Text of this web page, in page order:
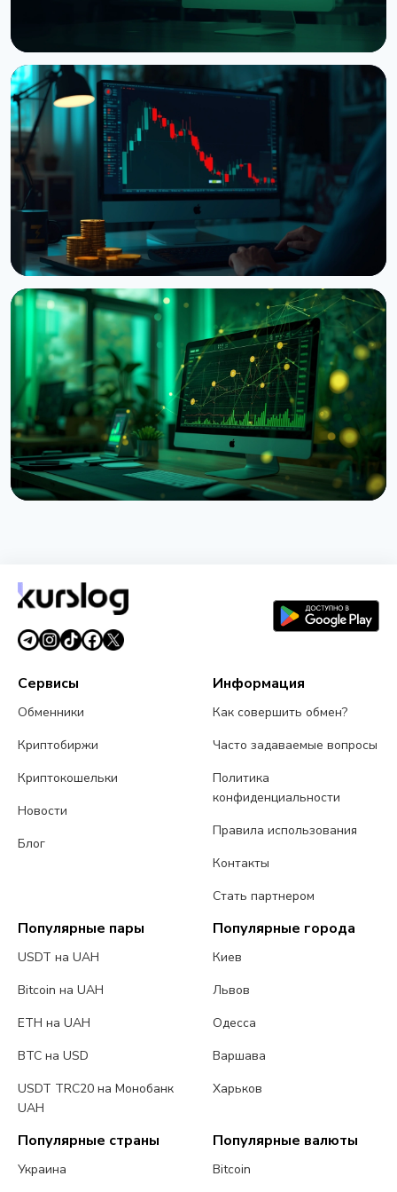
НОВОСТЬ
Владельцы XRP могут занимать RLUSD на
Ethereum через новый пул на $280 млн
4 августа 2026 г.5 мин чтения
НОВОСТЬ
Trade.xyz вернет деньги трейдерам SK Hynix
после сбоя оракула на Hyperliquid
29 июля 2026 г. 3 мин чтения
28 июля 2026 г.3 мин чтения
Сервисы
Обменники
Криптобиржи
Криптокошельки
Новости
Блог
Информация
Как совершить обмен?
Часто задаваемые вопросы
Политика
конфиденциальности
Правила использования
Контакты
Стать партнером
Популярные пары
USDT на UAH
Bitcoin на UAH
ETH на UAH
BTC на USD
USDT TRC20 на Монобанк
UAH
Популярные города
Киев
Львов
Одесса
Варшава
Харьков
Популярные страны
Украина
Популярные валюты
Bitcoin